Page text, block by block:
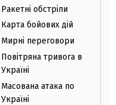
Ракетні обстріли
Карта бойових дій
Мирні переговори
Повітряна тривога в
Україні
Масована атака по
Україні